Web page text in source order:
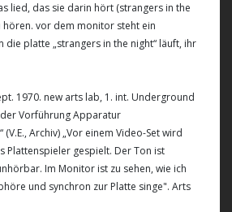
lied, das sie darin hört (strangers in the
hören. vor dem monitor steht ein
die platte „strangers in the night“ läuft, ihr
1970. new arts lab, 1. int. Underground
Vorführung Apparatur
Archiv) „Vor einem Video-Set wird
Plattenspieler gespielt. Der Ton ist
Im Monitor ist zu sehen, wie ich
und synchron zur Platte singe". Arts